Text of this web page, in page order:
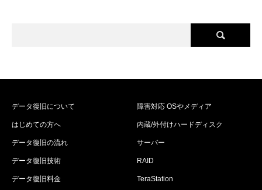
データ復旧について
はじめての方へ
データ復旧の流れ
データ復旧技術
データ復旧料金
障害対応 OSやメディア
内蔵/外付けハードディスク
サーバー
RAID
TeraStation